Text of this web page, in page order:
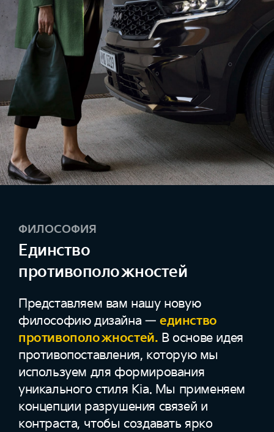
ФИЛОСОФИЯ
Единство
противоположностей
Представляем вам нашу новую
философию дизайна —единство
противоположностей. В основе идея
противопоставления, которую мы
используем для формирования
уникального стиля Kia. Мы применяем
концепции разрушения связей и
контраста, чтобы создавать ярко